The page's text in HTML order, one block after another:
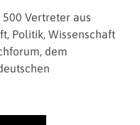
Vertreter aus
Politik, Wissenschaft
dem